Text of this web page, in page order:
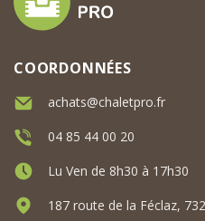
COORDONNÉES
achats@chaletpro.fr
04 85 44 00 20
Lu Ven de 8h30 à 17h30
187 route de la Féclaz,